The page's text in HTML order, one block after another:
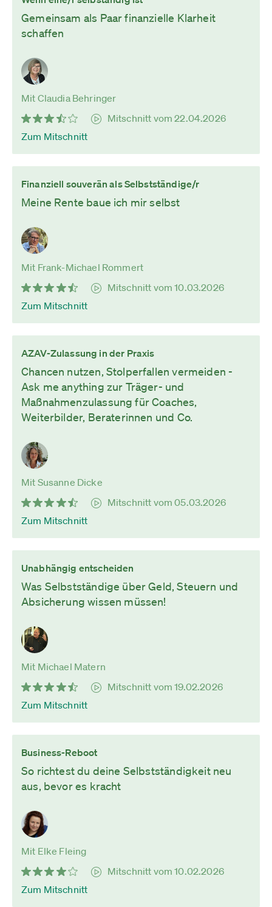
Gemeinsam als Paar finanzielle Klarheit
schaffen
Mit Claudia Behringer
Mitschnitt vom 22.04.2026
Zum Mitschnitt
Finanziell souverän als Selbstständige/r
Meine Rente baue ich mir selbst
Mit Frank-Michael Rommert
Mitschnitt vom 10.03.2026
Zum Mitschnitt
AZAV-Zulassung in der Praxis
Chancen nutzen, Stolperfallen vermeiden -
Ask me anything zur Träger- und
Maßnahmenzulassung für Coaches,
Weiterbilder, Beraterinnen und Co.
Mit Susanne Dicke
Mitschnitt vom 05.03.2026
Zum Mitschnitt
Unabhängig entscheiden
Was Selbstständige über Geld, Steuern und
Absicherung wissen müssen!
Mit Michael Matern
Mitschnitt vom 19.02.2026
Zum Mitschnitt
Business-Reboot
So richtest du deine Selbstständigkeit neu
aus, bevor es kracht
Mit Elke Fleing
Mitschnitt vom 10.02.2026
Zum Mitschnitt